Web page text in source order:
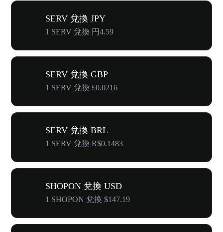
SERV 兌換 JPY
1 SERV 兌換 円4.59
SERV 兌換 GBP
1 SERV 兌換 £0.0216
SERV 兌換 BRL
1 SERV 兌換 R$0.1483
SHOPON 兌換 USD
1 SHOPON 兌換 $147.19